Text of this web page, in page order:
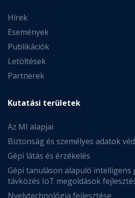
Hírek
Események
Publikációk
Letöltések
Partnerek
Kutatási területek
Az MI alapjai
Biztonság és személyes adatok
Gépi látás és érzékelés
Gépi tanuláson alapuló intelligens
távközés IoT megoldások
Nyelvtechnológia fejlesztése